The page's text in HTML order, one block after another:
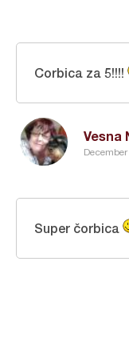
Vesna
Corbica za 5!!!!
Super čorbica